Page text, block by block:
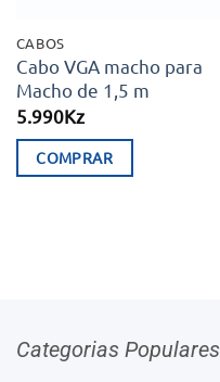
CABOS
Cabo VGA macho para
Macho de 1,5 m
5.990Kz
COMPRAR
Categorias Populares